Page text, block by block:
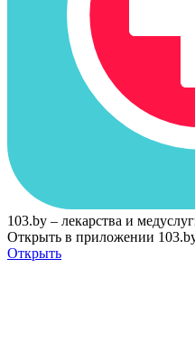
103.by – лекарства и
Открыть в приложении
Открыть